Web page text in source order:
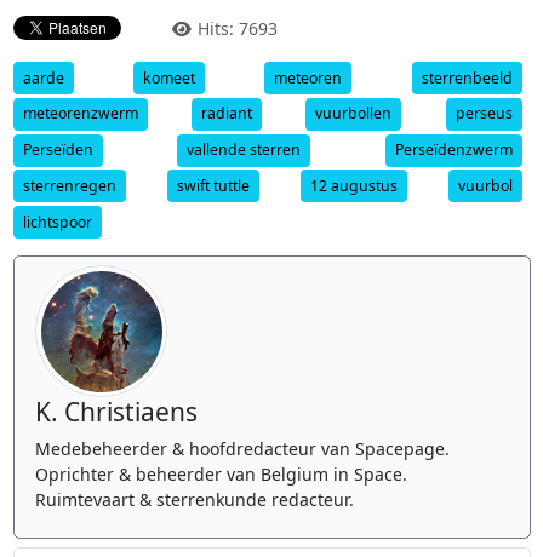
Hits: 7693
aarde komeet meteoren
sterrenbeeld
meteorenzwerm
radiant vuurbollen
perseus
Perseïden
vallende sterren
Perseïdenzwerm
sterrenregen
swift tuttle 12 augustus
vuurbol
lichtspoor
K. Christiaens
Medebeheerder & hoofdredacteur van Spacepage.
Oprichter & beheerder van Belgium in Space.
Ruimtevaart & sterrenkunde redacteur.